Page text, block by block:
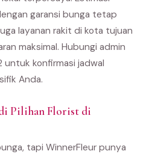
garansi bunga tetap
layanan rakit di kota tujuan
maksimal. Hubungi admin
untuk konfirmasi jadwal
Anda.
Pilihan Florist di
tapi WinnerFleur punya